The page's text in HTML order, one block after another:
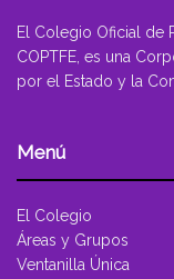
El Colegio Oficial de
COPTFE, es una
por el Estado y la
Menú
El Colegio
Áreas y Grupos
Ventanilla Única